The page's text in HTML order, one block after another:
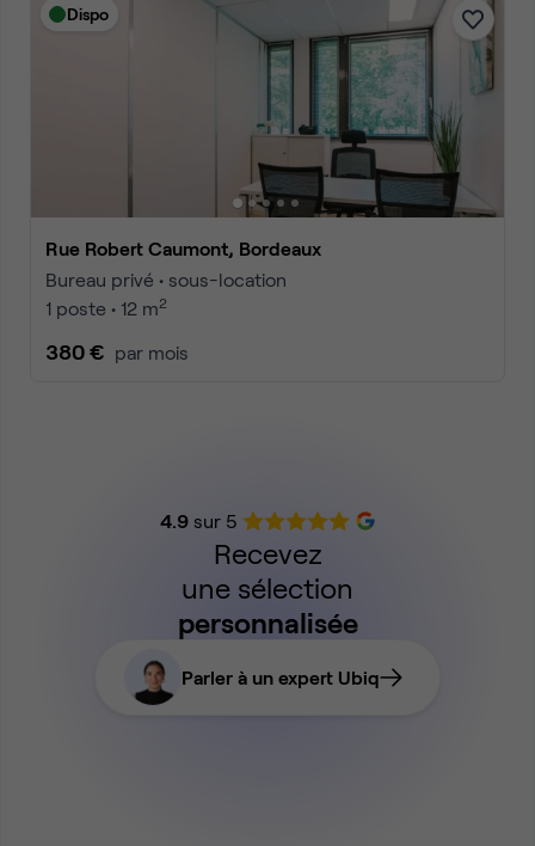
Dispo
Rue Robert Caumont, Bordeaux
Bureau privé • sous-location
1 poste • 12 m2
380 € par mois
4.9sur 5
Recevez
une sélection
personnalisée
Parler à un expert Ubiq